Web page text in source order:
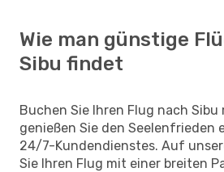
Wie man günstige
Sibu findet
Buchen Sie Ihren Flug nach Sibu
genießen Sie den Seelenfrieden
24/7-Kundendienstes. Auf
Sie Ihren Flug mit einer breiten